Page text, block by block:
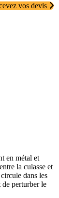
vos devis
en métal et
la culasse et
dans les
de perturber le